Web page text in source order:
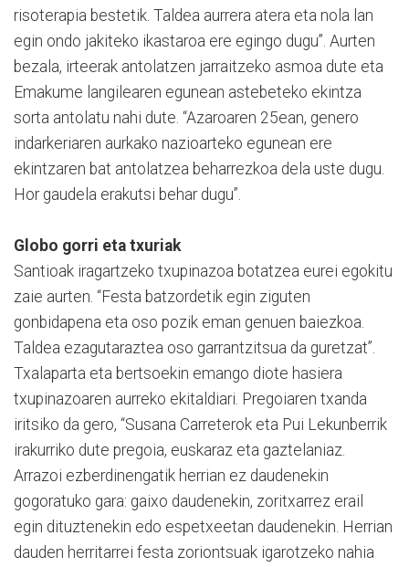
risoterapia bestetik. Taldea aurrera atera eta nola lan
egin ondo jakiteko ikastaroa ere egingo dugu”. Aurten
bezala, irteerak antolatzen jarraitzeko asmoa dute eta
Emakume langilearen egunean astebeteko ekintza
sorta antolatu nahi dute. “Azaroaren 25ean, genero
indarkeriaren aurkako nazioarteko egunean ere
ekintzaren bat antolatzea beharrezkoa dela uste dugu.
Hor gaudela erakutsi behar dugu”.
Globo gorri eta txuriak
Santioak iragartzeko txupinazoa botatzea eurei egokitu
zaie aurten. “Festa batzordetik egin ziguten
gonbidapena eta oso pozik eman genuen baiezkoa.
Taldea ezagutaraztea oso garrantzitsua da guretzat”.
Txalaparta eta bertsoekin emango diote hasiera
txupinazoaren aurreko ekitaldiari. Pregoiaren txanda
iritsiko da gero, “Susana Carreterok eta Pui Lekunberrik
irakurriko dute pregoia, euskaraz eta gaztelaniaz.
Arrazoi ezberdinengatik herrian ez daudenekin
gogoratuko gara: gaixo daudenekin, zoritxarrez erail
egin dituztenekin edo espetxeetan daudenekin. Herrian
dauden herritarrei festa zoriontsuak igarotzeko nahia